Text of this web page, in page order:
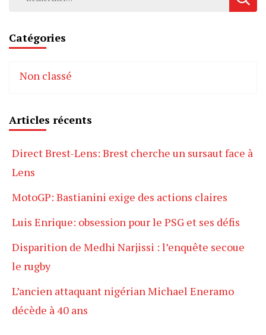
Catégories
Non classé
Articles récents
Direct Brest-Lens: Brest cherche un sursaut face à
Lens
MotoGP: Bastianini exige des actions claires
Luis Enrique: obsession pour le PSG et ses défis
Disparition de Medhi Narjissi : l’enquête secoue
le rugby
L’ancien attaquant nigérian Michael Eneramo
décède à 40 ans